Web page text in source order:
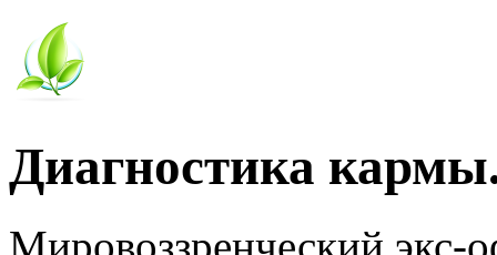
Диагностика
Мировоззренческий